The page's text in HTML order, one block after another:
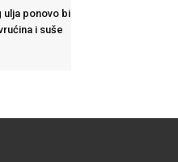
ulja ponovo bi
i suše